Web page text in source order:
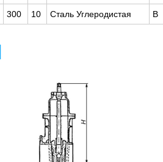
300 10 Сталь Углеродистая В